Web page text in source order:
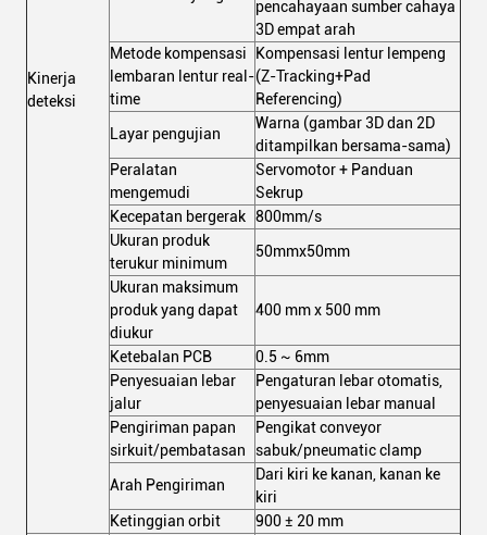
Kinerja
deteksi
pencahayaan sumber cahaya
3D empat arah
Metode kompensasi
lembaran lentur real-
time
Kompensasi lentur lempeng
(Z-Tracking+Pad
Referencing)
Layar pengujian
Warna (gambar 3D dan 2D
ditampilkan bersama-sama)
Peralatan
mengemudi
Servomotor + Panduan
Sekrup
Kecepatan bergerak 800mm/s
Ukuran produk
terukur minimum
50mmx50mm
Ukuran maksimum
produk yang dapat
diukur
400 mm x 500 mm
Ketebalan PCB
0.5 ~ 6mm
Penyesuaian lebar
jalur
Pengaturan lebar otomatis,
penyesuaian lebar manual
Pengiriman papan
sirkuit/pembatasan
Pengikat conveyor
sabuk/pneumatic clamp
Arah Pengiriman
Dari kiri ke kanan, kanan ke
kiri
Ketinggian orbit
900 ± 20 mm